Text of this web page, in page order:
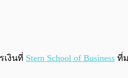
เงินที่ Stern School of Business ที่